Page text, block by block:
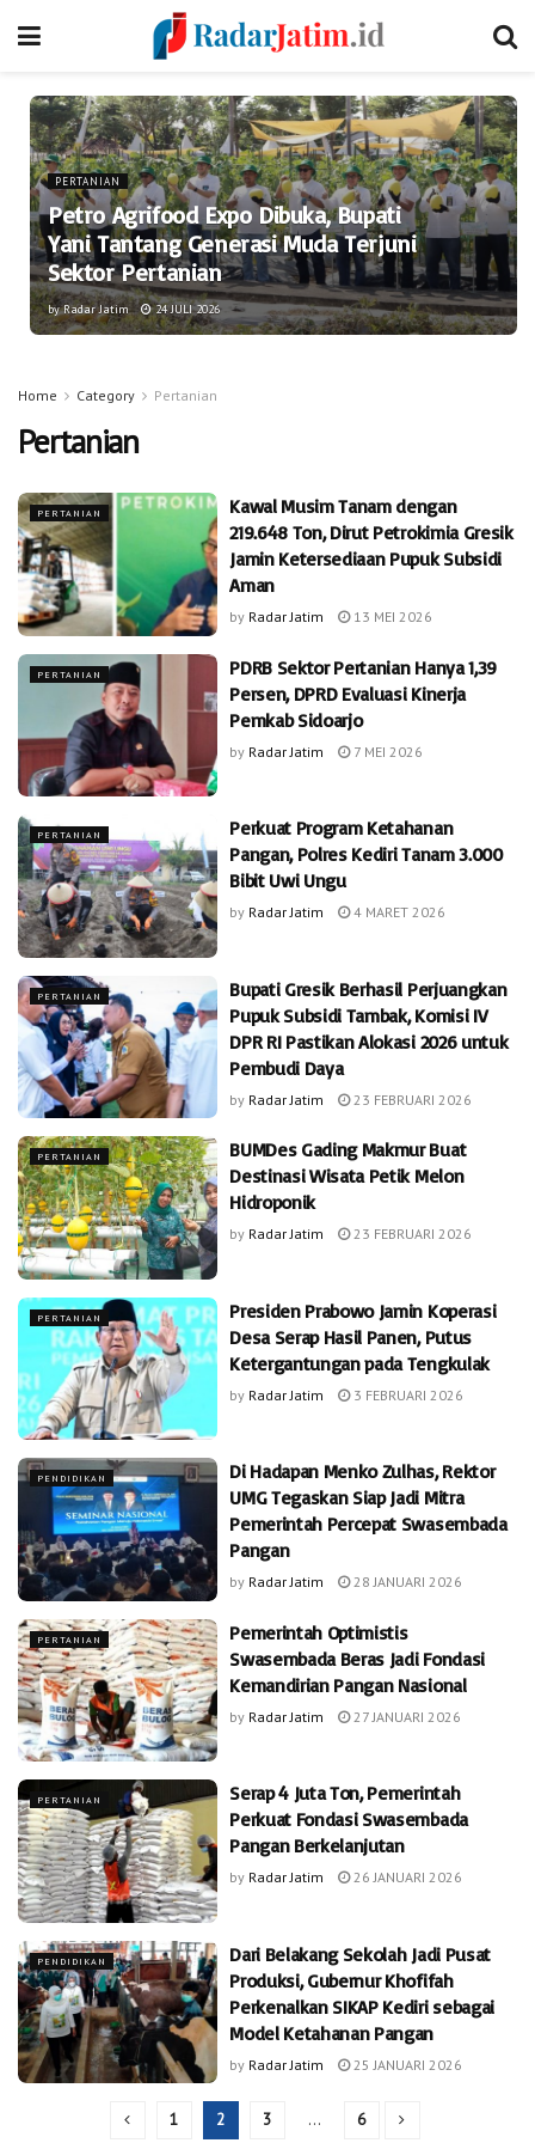
PERTANIAN
Petro Agrifood Expo Dibuka, Bupati
Yani Tantang Generasi Muda Terjuni
Sektor Pertanian
by Radar Jatim 24 JULI 2026
Home Category Pertanian
Pertanian
PERTANIAN
Kawal Musim Tanam dengan
219.648 Ton, Dirut Petrokimia Gresik
Jamin Ketersediaan Pupuk Subsidi
Aman
by Radar Jatim 13 MEI 2026
PERTANIAN
PDRB Sektor Pertanian Hanya 1,39
Persen, DPRD Evaluasi Kinerja
Pemkab Sidoarjo
by Radar Jatim 7 MEI 2026
PERTANIAN
Perkuat Program Ketahanan
Pangan, Polres Kediri Tanam 3.000
Bibit Uwi Ungu
by Radar Jatim 4 MARET 2026
PERTANIAN
Bupati Gresik Berhasil Perjuangkan
Pupuk Subsidi Tambak, Komisi IV
DPR RI Pastikan Alokasi 2026 untuk
Pembudi Daya
by Radar Jatim 23 FEBRUARI 2026
PERTANIAN
BUMDes Gading Makmur Buat
Destinasi Wisata Petik Melon
Hidroponik
by Radar Jatim 23 FEBRUARI 2026
PERTANIAN
Presiden Prabowo Jamin Koperasi
Desa Serap Hasil Panen, Putus
Ketergantungan pada Tengkulak
by Radar Jatim 3 FEBRUARI 2026
PENDIDIKAN
Di Hadapan Menko Zulhas, Rektor
UMG Tegaskan Siap Jadi Mitra
Pemerintah Percepat Swasembada
Pangan
by Radar Jatim 28 JANUARI 2026
PERTANIAN
Pemerintah Optimistis
Swasembada Beras Jadi Fondasi
Kemandirian Pangan Nasional
by Radar Jatim 27 JANUARI 2026
PERTANIAN
Serap 4 Juta Ton, Pemerintah
Perkuat Fondasi Swasembada
Pangan Berkelanjutan
by Radar Jatim 26 JANUARI 2026
PENDIDIKAN
Dari Belakang Sekolah Jadi Pusat
Produksi, Gubernur Khofifah
Perkenalkan SIKAP Kediri sebagai
Model Ketahanan Pangan
by Radar Jatim 25 JANUARI 2026
1 2 3 … 6